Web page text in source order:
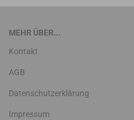
MEHR ÜBER...
Kontakt
AGB
Datenschutzerklärung
Impressum